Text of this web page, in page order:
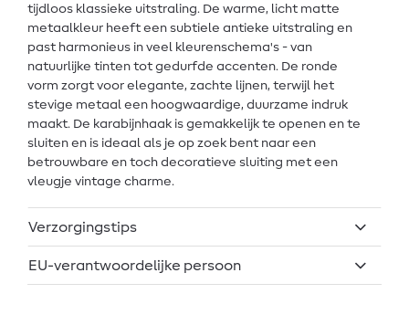
tijdloos klassieke uitstraling. De warme, licht matte
metaalkleur heeft een subtiele antieke uitstraling en
past harmonieus in veel kleurenschema's - van
natuurlijke tinten tot gedurfde accenten. De ronde
vorm zorgt voor elegante, zachte lijnen, terwijl het
stevige metaal een hoogwaardige, duurzame indruk
maakt. De karabijnhaak is gemakkelijk te openen en te
sluiten en is ideaal als je op zoek bent naar een
betrouwbare en toch decoratieve sluiting met een
vleugje vintage charme.
Verzorgingstips
EU-verantwoordelijke persoon